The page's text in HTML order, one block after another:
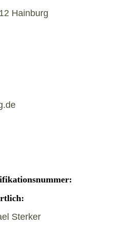
Hainburg
Sterker